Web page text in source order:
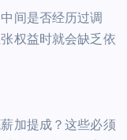
间是否经历过调
权益时就会缺乏依
加提成？这些必须